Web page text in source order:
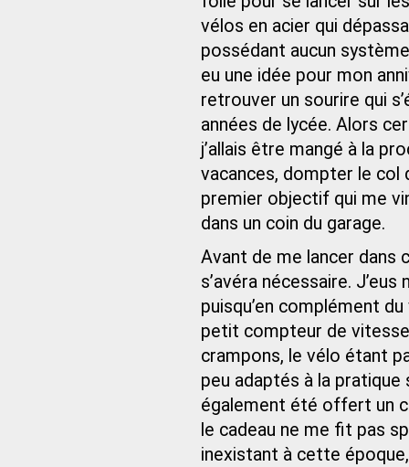
vélos en acier qui
possédant aucun
eu une idée pour mon
retrouver un sourire qui
années de lycée. Alors
j’allais être mangé à la
vacances, dompter le
premier objectif qui me
dans un coin du garage.
Avant de me lancer dans
s’avéra nécessaire.
puisqu’en complément
petit compteur de vitesse
crampons, le vélo étant
peu adaptés à la pratique
également été offert un
le cadeau ne me fit pas
inexistant à cette